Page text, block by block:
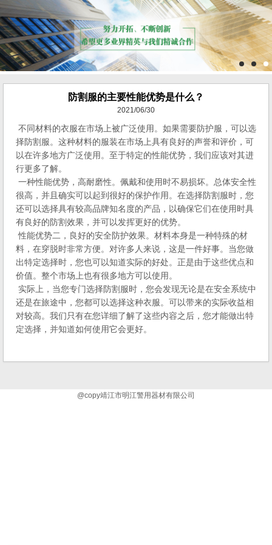
防割服的主要性能优势是什么？
2021/06/30
不同材料的衣服在市场上被广泛使用。如果需要防护服，可以选
择防割服。这种材料的服装在市场上具有良好的声誉和评价，可
以在许多地方广泛使用。至于特定的性能优势，我们应该对其进
行更多了解。
一种性能优势，高耐磨性。佩戴和使用时不易损坏。总体安全性
很高，并且确实可以起到很好的保护作用。在选择防割服时，您
还可以选择具有较高品牌知名度的产品，以确保它们在使用时具
有良好的防割效果，并可以发挥更好的优势。
性能优势二，良好的安全防护效果。材料本身是一种特殊的材
料，在穿脱时非常方便。对许多人来说，这是一件好事。当您做
出特定选择时，您也可以知道实际的好处。正是由于这些优点和
价值。整个市场上也有很多地方可以使用。
实际上，当您专门选择防割服时，您会发现无论是在安全系统中
还是在旅途中，您都可以选择这种衣服。可以带来的实际收益相
对较高。我们只有在您详细了解了这些内容之后，您才能做出特
定选择，并知道如何使用它会更好。
@copy靖江市明江警用器材有限公司